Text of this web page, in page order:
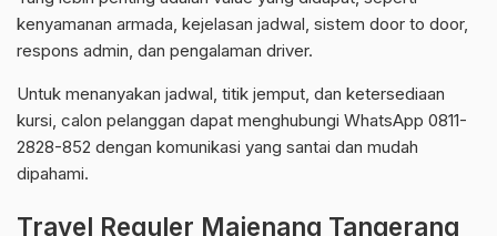
kenyamanan armada, kejelasan jadwal, sistem door to door,
respons admin, dan pengalaman driver.
Untuk menanyakan jadwal, titik jemput, dan ketersediaan
kursi, calon pelanggan dapat menghubungi WhatsApp 0811-
2828-852 dengan komunikasi yang santai dan mudah
dipahami.
Travel Reguler Majenang Tangerang